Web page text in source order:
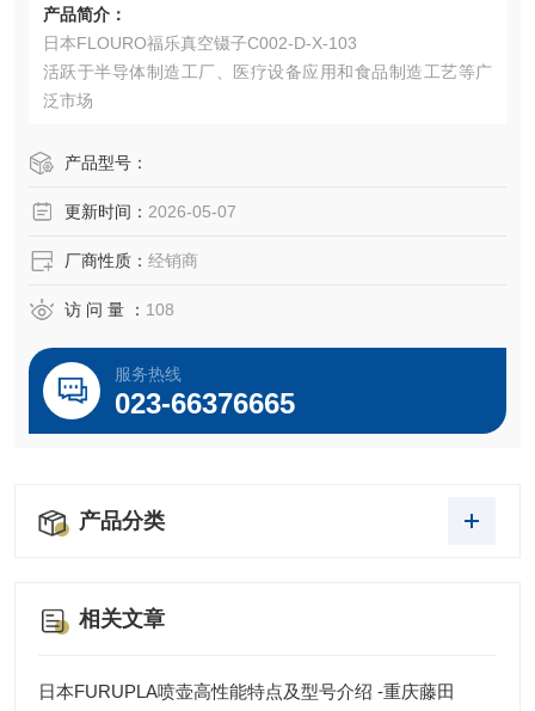
产品简介：
日本FLOURO福乐真空镊子C002-D-X-103
活跃于半导体制造工厂、医疗设备应用和食品制造工艺等广
泛市场
产品型号：
更新时间： 2026-05-07
厂商性质： 经销商
访 问 量 ： 108
服务热线
023-66376665
产品分类
相关文章
日本FURUPLA喷壶高性能特点及型号介绍 -重庆藤田